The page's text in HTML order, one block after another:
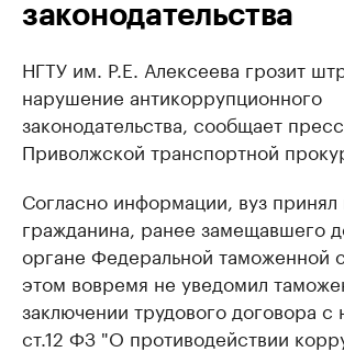
законодательства
НГТУ им. Р.Е. Алексеева грозит
нарушение антикоррупционного
законодательства, сообщает
Приволжской транспортной
Согласно информации, вуз принял
гражданина, ранее замещавшего
органе Федеральной таможенной
этом вовремя не уведомил
заключении трудового договора
ст.12 ФЗ "О противодействии